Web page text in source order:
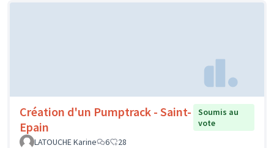
Création d'un Pumptrack - Saint-
Epain
Soumis au
vote
LATOUCHE Karine
6 28